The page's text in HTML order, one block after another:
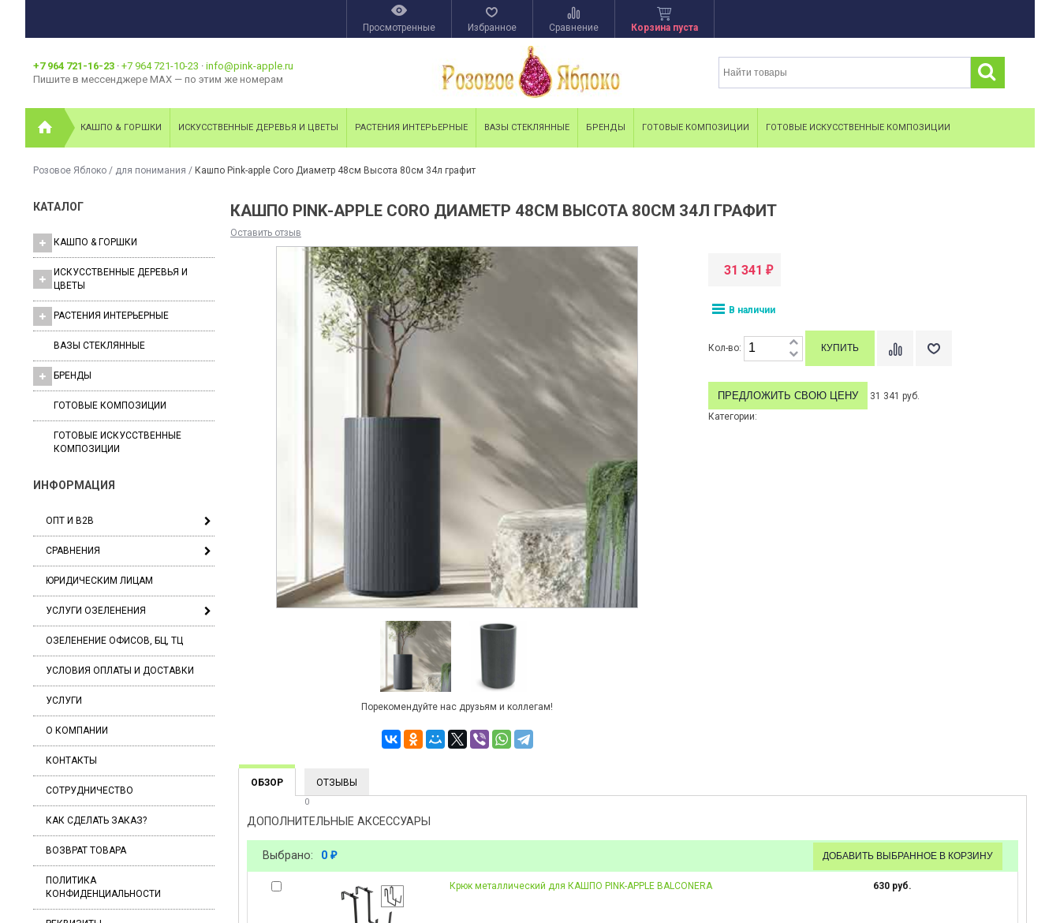
Просмотренные Избранное Сравнение Корзина пуста
+7 964 721-16-23 · +7 964 721-10-23 · info@pink-apple.ru
Пишите в мессенджере MAX — по этим же номерам
КАШПО & ГОРШКИ ИСКУССТВЕННЫЕ ДЕРЕВЬЯ И ЦВЕТЫ РАСТЕНИЯ ИНТЕРЬЕРНЫЕ ВАЗЫ СТЕКЛЯННЫЕ БРЕНДЫ ГОТОВЫЕ КОМПОЗИЦИИ ГОТОВЫЕ ИСКУССТВЕННЫЕ КОМПОЗИЦИИ
Розовое Яблоко / для понимания / Кашпо Pink-apple Coro Диаметр 48см Высота 80см 34л графит
КАТАЛОГ
КАШПО & ГОРШКИ
ИСКУССТВЕННЫЕ ДЕРЕВЬЯ И
ЦВЕТЫ
РАСТЕНИЯ ИНТЕРЬЕРНЫЕ
ВАЗЫ СТЕКЛЯННЫЕ
БРЕНДЫ
ГОТОВЫЕ КОМПОЗИЦИИ
ГОТОВЫЕ ИСКУССТВЕННЫЕ
КОМПОЗИЦИИ
ИНФОРМАЦИЯ
ОПТ И B2B
СРАВНЕНИЯ
ЮРИДИЧЕСКИМ ЛИЦАМ
УСЛУГИ ОЗЕЛЕНЕНИЯ
ОЗЕЛЕНЕНИЕ ОФИСОВ, БЦ, ТЦ
УСЛОВИЯ ОПЛАТЫ И ДОСТАВКИ
УСЛУГИ
О КОМПАНИИ
КОНТАКТЫ
СОТРУДНИЧЕСТВО
КАК СДЕЛАТЬ ЗАКАЗ?
ВОЗВРАТ ТОВАРА
ПОЛИТИКА
КОНФИДЕНЦИАЛЬНОСТИ
КАШПО PINK-APPLE CORO ДИАМЕТР 48СМ ВЫСОТА 80СМ 34Л ГРАФИТ
Оставить отзыв
Порекомендуйте нас друзьям и коллегам!
31 341 ₽
В наличии
Кол-во:
ПРЕДЛОЖИТЬ СВОЮ ЦЕНУ
31 341 руб.
Категории:
ОБЗОР ОТЗЫВЫ
0
ДОПОЛНИТЕЛЬНЫЕ АКСЕССУАРЫ
Выбрано: 0 ₽
Крюк металлический для КАШПО PINK-APPLE BALCONERA 630 руб.